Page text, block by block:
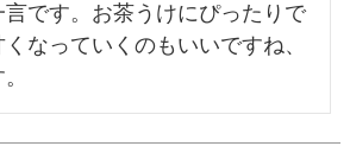
です。お茶うけにぴったりで
なっていくのもいいですね、